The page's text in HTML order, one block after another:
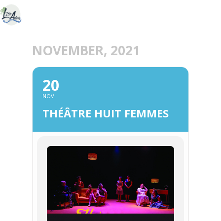
NOVEMBER, 2021
20
NOV
THÉÂTRE HUIT FEMMES